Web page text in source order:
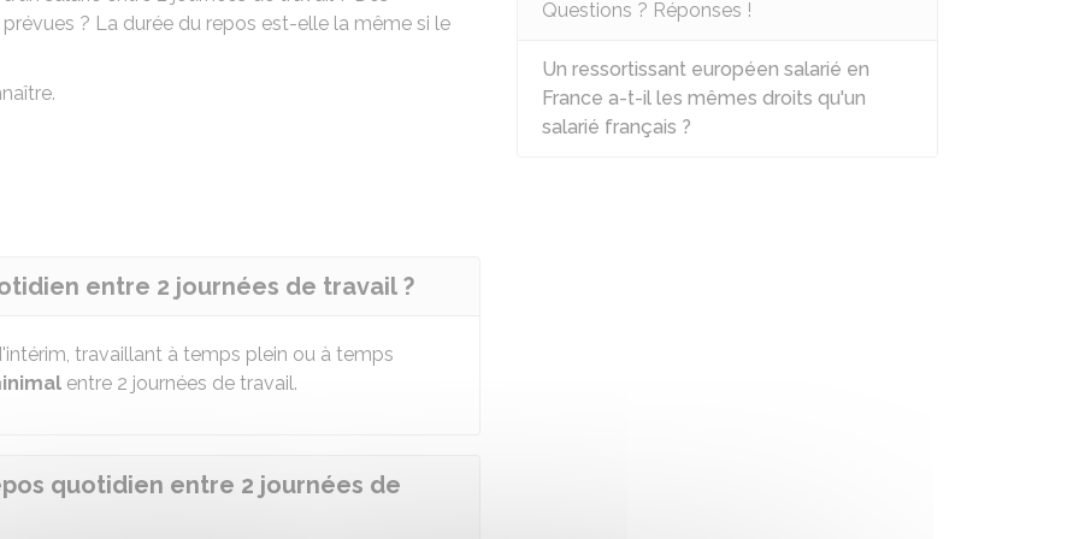
? La durée du repos est-elle la même si le
entre 2 journées de travail ?
travaillant à temps plein ou à temps
entre 2 journées de travail.
quotidien entre 2 journées de
Questions ? Réponses !
Un ressortissant européen salarié en
France a-t-il les mêmes droits qu'un
salarié français ?